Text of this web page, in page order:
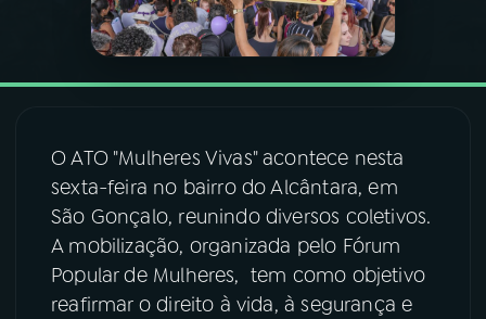
07 ÚLTIMAS
08FESTIVAL DE MÚSICA
O ATO "Mulheres Vivas" acontece nesta
sexta-feira no bairro do Alcântara, em
São Gonçalo, reunindo diversos coletivos.
A mobilização, organizada pelo Fórum
Popular de Mulheres, tem como objetivo
reafirmar o direito à vida, à segurança e